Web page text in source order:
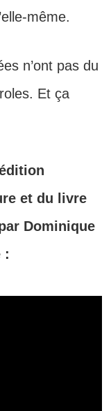
même.
n’ont pas du
Et ça
et du livre
Dominique
: